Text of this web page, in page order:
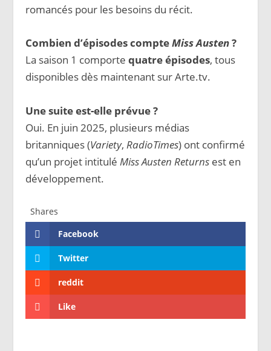
romancés pour les besoins du récit.
Combien d’épisodes compteMiss Austen?
La saison 1 comportequatre épisodes, tous
disponibles dès maintenant sur Arte.tv.
Une suite est-elle prévue ?
Oui. En juin 2025, plusieurs médias
britanniques (Variety,RadioTimes) ont confirmé
qu’un projet intituléMiss Austen Returns est en
développement.
Shares
Facebook
Twitter
reddit
Like